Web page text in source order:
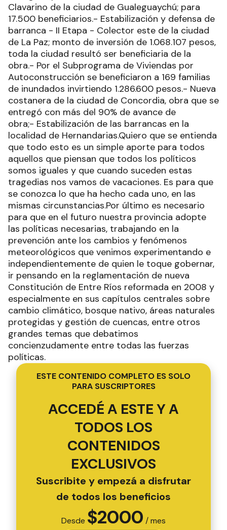
Clavarino de la ciudad de Gualeguaychú; para
17.500 beneficiarios.- Estabilización y defensa de
barranca - II Etapa - Colector este de la ciudad
de La Paz; monto de inversión de 1.068.107 pesos,
toda la ciudad resultó ser beneficiaria de la
obra.- Por el Subprograma de Viviendas por
Autoconstrucción se beneficiaron a 169 familias
de inundados invirtiendo 1.286.600 pesos.- Nueva
costanera de la ciudad de Concordia, obra que se
entregó con más del 90% de avance de
obra;- Estabilización de las barrancas en la
localidad de Hernandarias.Quiero que se entienda
que todo esto es un simple aporte para todos
aquellos que piensan que todos los políticos
somos iguales y que cuando suceden estas
tragedias nos vamos de vacaciones. Es para que
se conozca lo que ha hecho cada uno, en las
mismas circunstancias.Por último es necesario
para que en el futuro nuestra provincia adopte
las políticas necesarias, trabajando en la
prevención ante los cambios y fenómenos
meteorológicos que venimos experimentando e
independientemente de quien le toque gobernar,
ir pensando en la reglamentación de nueva
Constitución de Entre Ríos reformada en 2008 y
especialmente en sus capítulos centrales sobre
cambio climático, bosque nativo, áreas naturales
protegidas y gestión de cuencas, entre otros
grandes temas que debatimos
concienzudamente entre todas las fuerzas
políticas.
ESTE CONTENIDO COMPLETO ES SOLO
PARA SUSCRIPTORES
ACCEDÉ A ESTE Y A
TODOS LOS
CONTENIDOS
EXCLUSIVOS
Suscribite y empezá a disfrutar
de todos los beneficios
Desde $2000 / mes